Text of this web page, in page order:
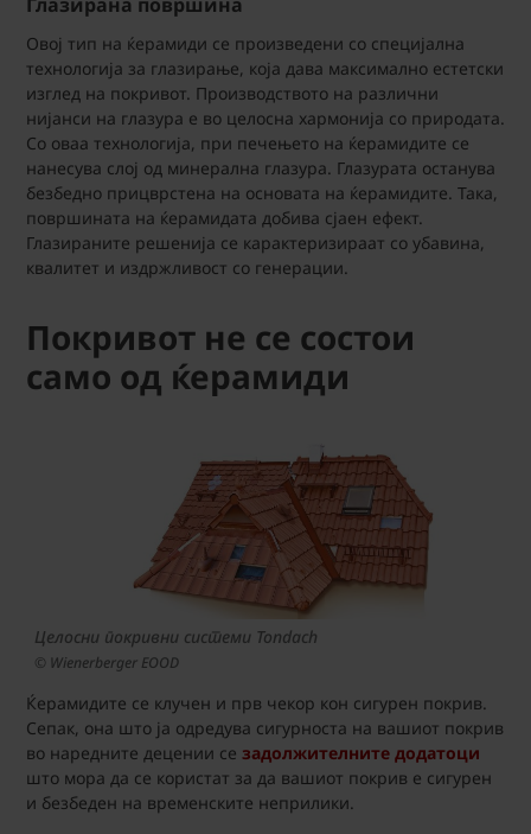
Овој тип на ќерамиди се произведени со специјална
технологија за глазирање, која дава максимално естетски
изглед на покривот. Производството на различни
нијанси на глазура е во целосна хармонија со природата.
Со оваа технологија, при печењето на ќерамидите се
нанесува слој од минерална глазура. Глазурата останува
безбедно прицврстена на основата на ќерамидите. Така,
површината на ќерамидата добива сјаен ефект.
Глазираните решенија се карактеризираат со убавина,
квалитет и издржливост со генерации.
Покривот не се состои
само од ќерамиди
Целосни покривни системи Tondach
© Wienerberger EOOD
Ќерамидите се клучен и прв чекор кон сигурен покрив.
Сепак, она што ја одредува сигурноста на вашиот покрив
во наредните децении се задолжителните додатоци
што мора да се користат за да вашиот покрив е сигурен
и безбеден на временските неприлики.